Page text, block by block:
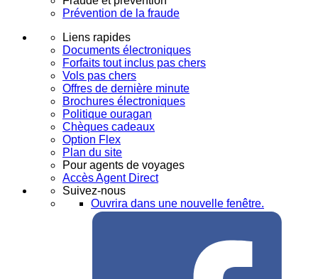
Prévention de la fraude
Liens rapides
Documents électroniques
Forfaits tout inclus pas chers
Vols pas chers
Offres de dernière minute
Brochures électroniques
Politique ouragan
Chèques cadeaux
Option Flex
Plan du site
Pour agents de voyages
Accès Agent Direct
Suivez-nous
Ouvrira dans une nouvelle fenêtre.